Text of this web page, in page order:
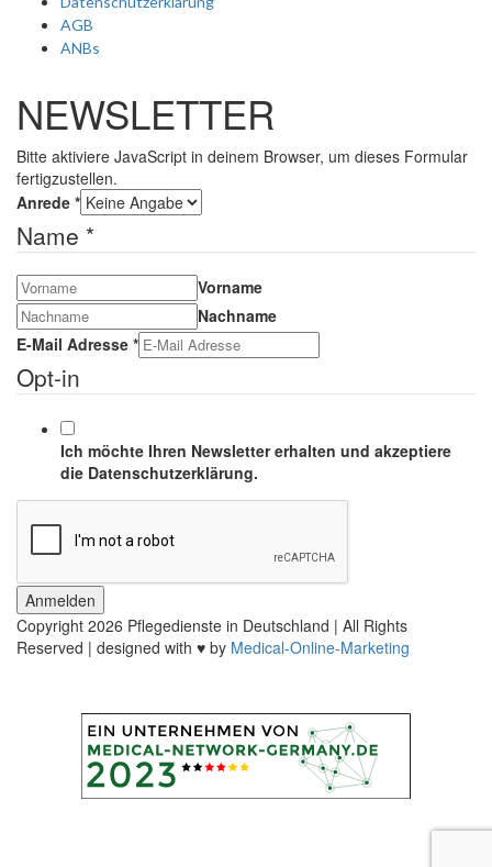
AGB
ANBs
NEWSLETTER
Bitte aktiviere JavaScript in deinem Browser, um dieses Formular
fertigzustellen.
Anrede *
Name *
Vorname
Nachname
E-Mail Adresse *
Opt-in
Ich möchte Ihren Newsletter erhalten und akzeptiere
die Datenschutzerklärung.
Anmelden
Copyright 2026 Pflegedienste in Deutschland | All Rights
Reserved | designed with ♥ by Medical-Online-Marketing